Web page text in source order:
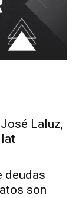
Laluz,
deudas
son